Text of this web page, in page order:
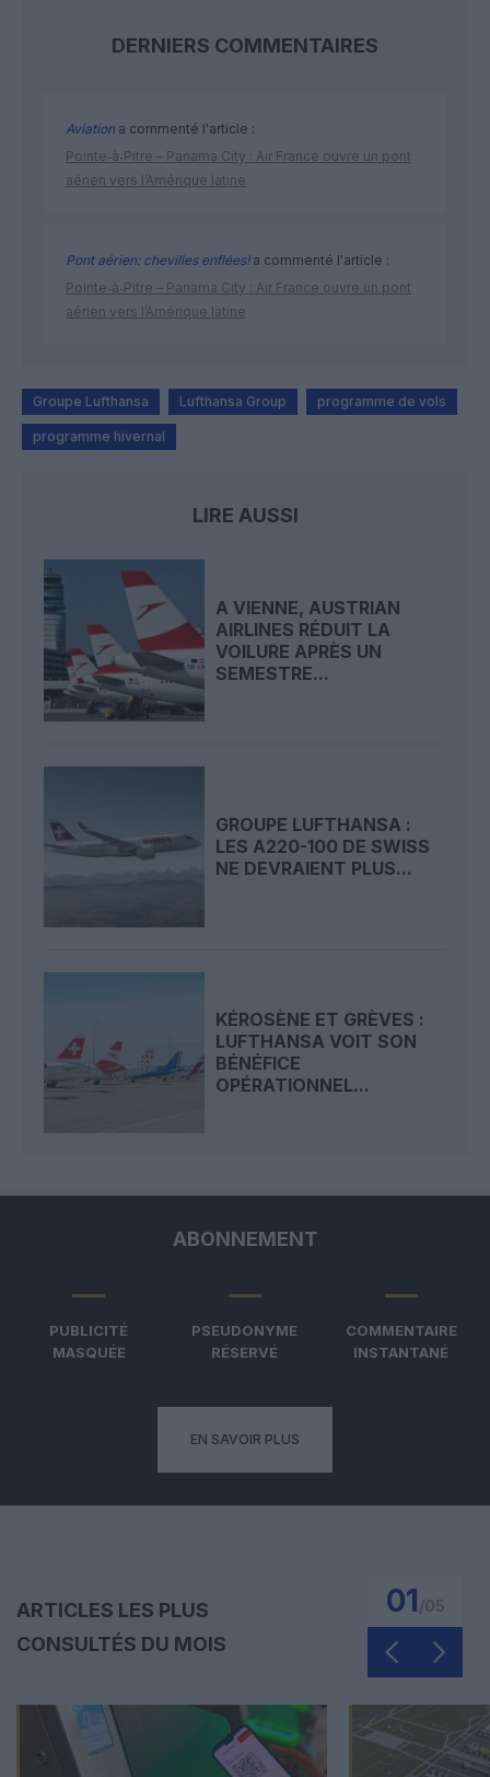
DERNIERS COMMENTAIRES
Aviation a commenté l'article :
Pointe‑à‑Pitre – Panama City : Air France ouvre un pont
aérien vers l’Amérique latine
Pont aérien: chevilles enflées!a commenté l'article :
Pointe‑à‑Pitre – Panama City : Air France ouvre un pont
aérien vers l’Amérique latine
Groupe Lufthansa Lufthansa Group programme de vols
programme hivernal
LIRE AUSSI
A VIENNE, AUSTRIAN
AIRLINES RÉDUIT LA
VOILURE APRÈS UN
SEMESTRE...
GROUPE LUFTHANSA :
LES A220-100 DE SWISS
NE DEVRAIENT PLUS...
KÉROSÈNE ET GRÈVES :
LUFTHANSA VOIT SON
BÉNÉFICE
OPÉRATIONNEL...
ABONNEMENT
PUBLICITÉ
MASQUÉE
PSEUDONYME
RÉSERVÉ
COMMENTAIRE
INSTANTANÉ
EN SAVOIR PLUS
ARTICLES LES PLUS
CONSULTÉS DU MOIS
01